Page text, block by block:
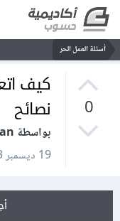
أسئلة العمل الحر
0
كيف
نصائح
بواسطة Mohamed Hussien Rashwan
19 ديسمبر 2023